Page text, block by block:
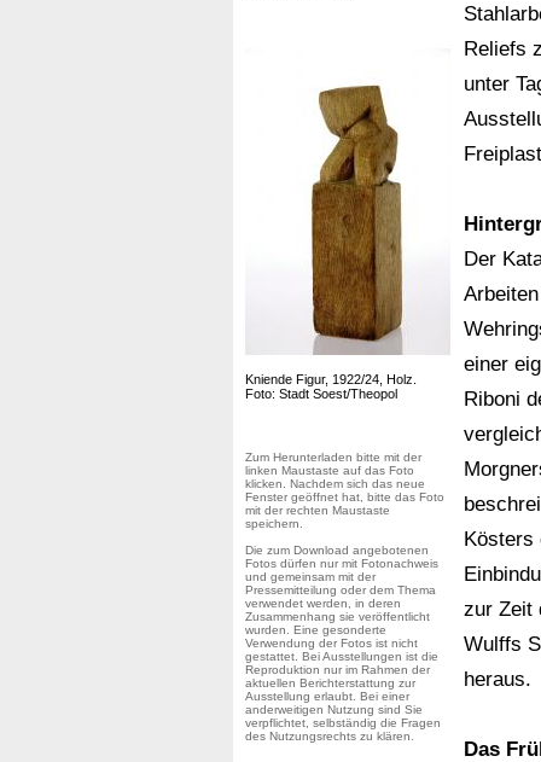
Kniende Figur, 1922/24, Holz.
Foto: Stadt Soest/Theopol
Zum Herunterladen bitte mit der
linken Maustaste auf das Foto
klicken. Nachdem sich das neue
Fenster geöffnet hat, bitte das Foto
mit der rechten Maustaste
speichern.
Die zum Download angebotenen
Fotos dürfen nur mit Fotonachweis
und gemeinsam mit der
Pressemitteilung oder dem Thema
verwendet werden, in deren
Zusammenhang sie veröffentlicht
wurden. Eine gesonderte
Verwendung der Fotos ist nicht
gestattet. Bei Ausstellungen ist die
Reproduktion nur im Rahmen der
aktuellen Berichterstattung zur
Ausstellung erlaubt. Bei einer
anderweitigen Nutzung sind Sie
verpflichtet, selbständig die Fragen
des Nutzungsrechts zu klären.
Reliefs
unter
Der
einer
Riboni
Kösters
zur Zeit
Wulffs
heraus.
Das